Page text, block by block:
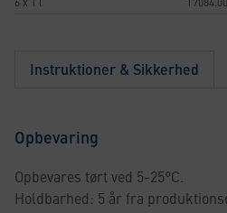
Instruktioner & Sikkerhed
Opbevaring
Opbevares tørt ved 5-25°C.
Holdbarhed: 5 år fra